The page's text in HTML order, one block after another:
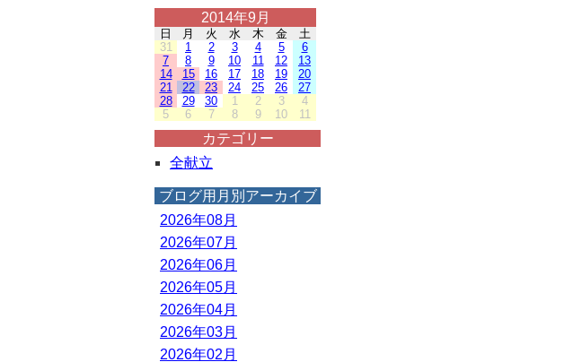
2014年9月
日 月 火 水 木 金
土
31
1 2 3 4 5
6
7
8 9 10 11 12
13
14
15 16 17 18 19
20
21
22 23 24 25 26
27
28
29 30 1 2 3
4
5
6 7 8 9 10 11
カテゴリー
全献立
ブログ用月別アーカイブ
2026年08月
2026年07月
2026年06月
2026年05月
2026年04月
2026年03月
2026年02月